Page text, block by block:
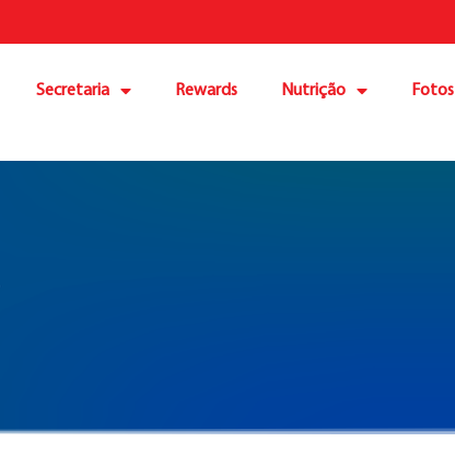
Secretaria Rewards Nutrição Fotos